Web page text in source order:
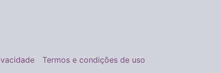
Termos e condições de uso